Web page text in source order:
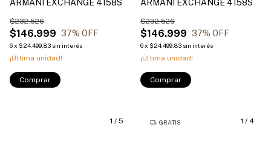
ARMANI EXCHANGE 4158S
$146.999
$232.526
37% OFF
6x $24.499,83 sin interés
¡Última unidad!
Comprar
ARMANI EXCHANGE 4158S
$146.999
$232.526
37% OFF
6x $24.499,83 sin interés
¡Última unidad!
Comprar
1 / 5 1 / 4
GRATIS